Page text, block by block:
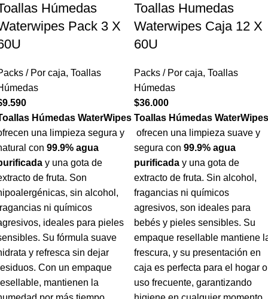
Húmedas
Pack 3 X
/ Por caja, Toallas
9.590
Húmedas WaterWipes
una limpieza segura y
con 99.9% agua
y una gota de
de fruta. Son
sin alcohol,
ni químicos
ideales para pieles
Su fórmula suave
y refresca sin dejar
Con un empaque
mantienen la
Toallas Humedas
Waterwipes Caja 12 X
60U
Packs / Por caja, Toallas
Húmedas
$36.000
Toallas Húmedas WaterWipes
ofrecen una limpieza suave y
segura con 99.9% agua
purificada y una gota de
extracto de fruta. Sin alcohol,
fragancias ni químicos
agresivos, son ideales para
bebés y pieles sensibles. Su
empaque resellable mantiene
frescura, y su presentación en
caja es perfecta para el hogar o
uso frecuente, garantizando